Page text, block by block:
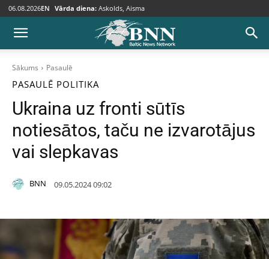
06.08.2026EN Vārda diena: Askolds, Aisma
Sākums Pasaulē
PASAULĒ POLITIKA
Ukraina uz fronti sūtīs
notiesātos, taču ne izvarotājus
vai slepkavas
BNN 09.05.2024 09:02